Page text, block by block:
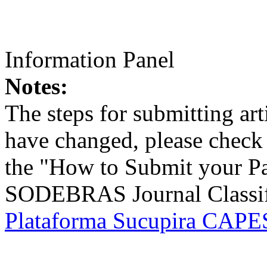
Information Panel
Notes:
The steps for submitting
have changed, please
the "How to Submit your
SODEBRAS Journal
Plataforma Sucupira